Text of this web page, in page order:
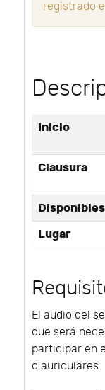
registrado
Inicio
Clausura
Disponibles
Lugar
El audio del
que será
participar en
o auriculares.